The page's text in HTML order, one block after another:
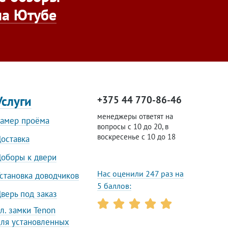
Ютубе
проёма
к двери
доводчиков
под заказ
замки Tenon
установленных
+375 44 770-86-46
менеджеры ответят на
вопросы с 10 до 20, в
воскресенье с 10 до 18
Нас оценили 247 раз на
5 баллов: